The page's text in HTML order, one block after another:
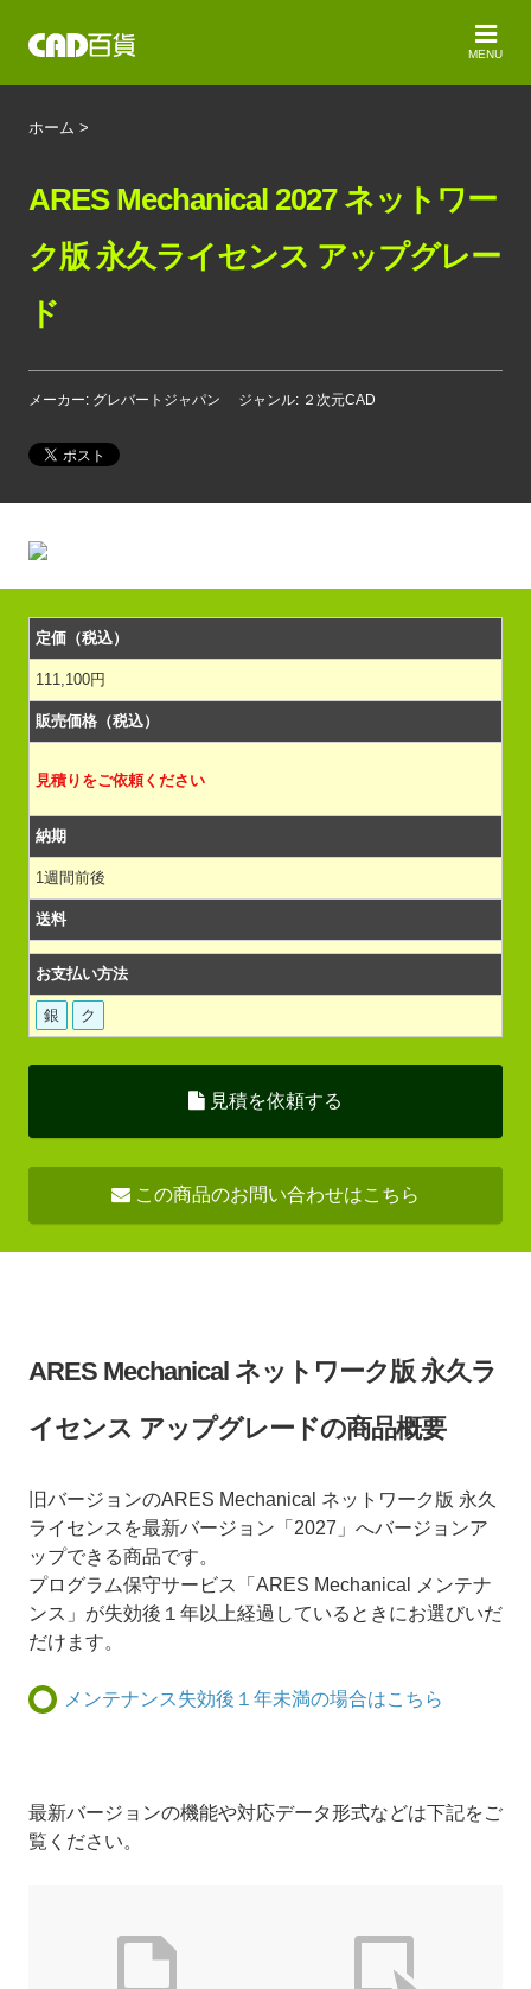
MENU
ホーム >
ARES Mechanical 2027 ネットワー
ク版 永久ライセンス アップグレー
ド
メーカー: グレバートジャパン ジャンル: ２次元CAD
定価（税込）
111,100円
販売価格（税込）
見積りをご依頼ください
納期
1週間前後
送料
お支払い方法
銀 ク
見積を依頼する
この商品のお問い合わせはこちら
ARES Mechanical ネットワーク版 永久ラ
イセンス アップグレードの商品概要
旧バージョンのARES Mechanical ネットワーク版 永久
ライセンスを最新バージョン「2027」へバージョンア
ップできる商品です。
プログラム保守サービス「ARES Mechanical メンテナ
ンス」が失効後１年以上経過しているときにお選びいだ
だけます。
メンテナンス失効後１年未満の場合はこちら
最新バージョンの機能や対応データ形式などは下記をご
覧ください。